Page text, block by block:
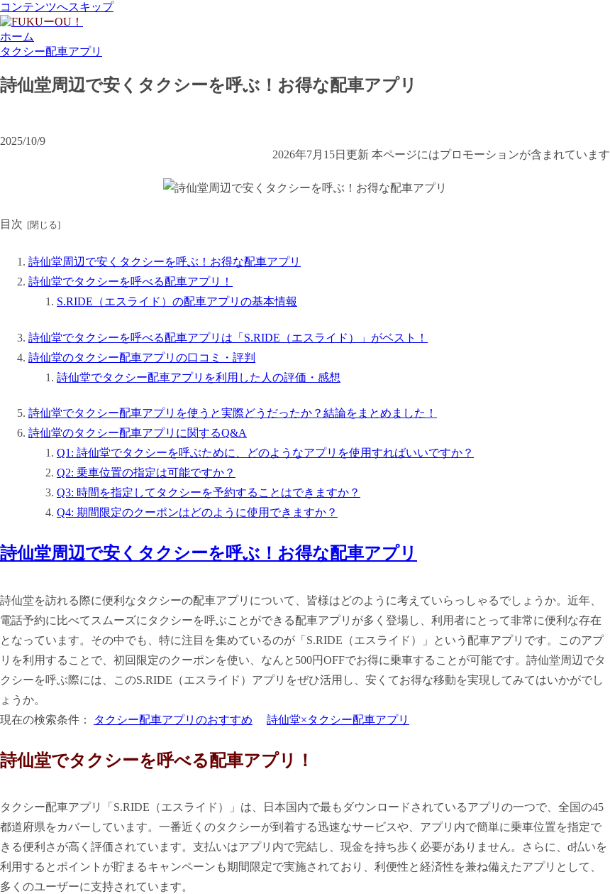
コンテンツへスキップ
ホーム
タクシー配車アプリ
詩仙堂周辺で安くタクシーを呼ぶ！お得な配車アプリ
2025/10/9
2026年7月15日更新 本ページにはプロモーションが含まれています
目次
詩仙堂周辺で安くタクシーを呼ぶ！お得な配車アプリ
詩仙堂でタクシーを呼べる配車アプリ！
S.RIDE（エスライド）の配車アプリの基本情報
詩仙堂でタクシーを呼べる配車アプリは「S.RIDE（エスライド）」がベスト！
詩仙堂のタクシー配車アプリの口コミ・評判
詩仙堂でタクシー配車アプリを利用した人の評価・感想
詩仙堂でタクシー配車アプリを使うと実際どうだったか？結論をまとめました！
詩仙堂のタクシー配車アプリに関するQ&A
Q1: 詩仙堂でタクシーを呼ぶために、どのようなアプリを使用すればいいですか？
Q2: 乗車位置の指定は可能ですか？
Q3: 時間を指定してタクシーを予約することはできますか？
Q4: 期間限定のクーポンはどのように使用できますか？
詩仙堂周辺で安くタクシーを呼ぶ！お得な配車アプリ
詩仙堂を訪れる際に便利なタクシーの配車アプリについて、皆様はどのように考えていらっしゃるでしょうか。近年、
電話予約に比べてスムーズにタクシーを呼ぶことができる配車アプリが多く登場し、利用者にとって非常に便利な存在
となっています。その中でも、特に注目を集めているのが「S.RIDE（エスライド）」という配車アプリです。このアプ
リを利用することで、初回限定のクーポンを使い、なんと500円OFFでお得に乗車することが可能です。詩仙堂周辺でタ
クシーを呼ぶ際には、このS.RIDE（エスライド）アプリをぜひ活用し、安くてお得な移動を実現してみてはいかがでし
ょうか。
現在の検索条件：
タクシー配車アプリのおすすめ 詩仙堂×タクシー配車アプリ
詩仙堂でタクシーを呼べる配車アプリ！
タクシー配車アプリ「S.RIDE（エスライド）」は、日本国内で最もダウンロードされているアプリの一つで、全国の45
都道府県をカバーしています。一番近くのタクシーが到着する迅速なサービスや、アプリ内で簡単に乗車位置を指定で
きる便利さが高く評価されています。支払いはアプリ内で完結し、現金を持ち歩く必要がありません。さらに、d払いを
利用するとポイントが貯まるキャンペーンも期間限定で実施されており、利便性と経済性を兼ね備えたアプリとして、
多くのユーザーに支持されています。